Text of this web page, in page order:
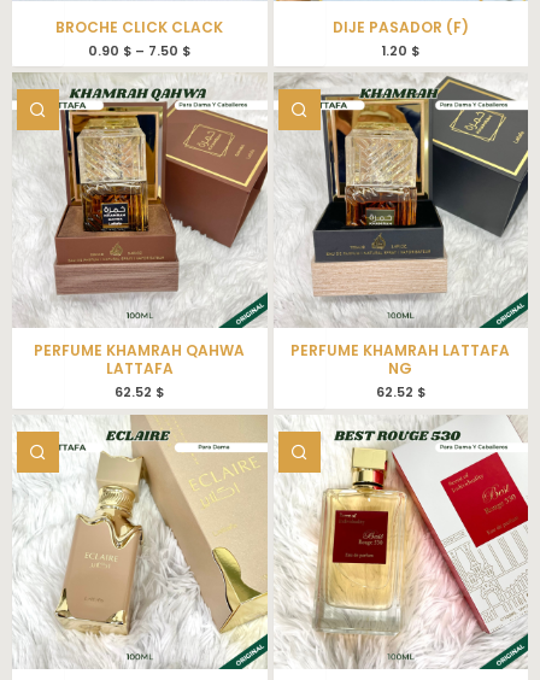
BROCHE CLICK CLACK
0.90 $ – 7.50 $
DIJE PASADOR (F)
1.20 $
PERFUME KHAMRAH QAHWA
LATTAFA
62.52 $
PERFUME KHAMRAH LATTAFA
NG
62.52 $